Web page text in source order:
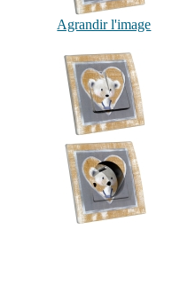
Agrandir l'image